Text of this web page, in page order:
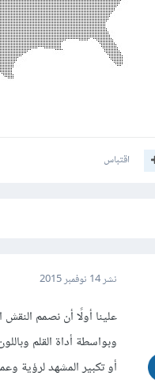
اقتباس
نشر14 نوفمبر 2015
وبواسطة أداة القلم
أو تكبير المشهد لرؤية